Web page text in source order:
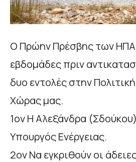
Ο Πρώην Πρέσβης των ΗΠΑ
εβδομάδες πριν
δυο εντολές στην
Χώρας μας.
1ον Η Αλεξάνδρα (Σδούκου)
Υπουργός Ενέργειας.
2ον Να εγκριθούν οι